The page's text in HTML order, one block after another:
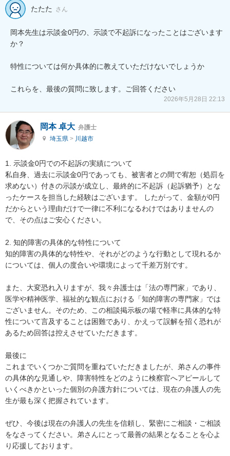
たたた さん
岡本先生は示談金0円の、示談で不起訴になったことはございます
か？
特性については何か具体的に教えていただけないでしょうか
これらを、最後の質問に致します。ご回答ください
2026年5月28日 22:13
岡本 卓大 弁護士
埼玉県 > 川越市
1. 示談金0円での不起訴の実績について
私自身、過去に示談金0円であっても、被害者との間で宥恕（処罰を
求めない）付きの示談が成立し、最終的に不起訴（起訴猶予）とな
ったケースを担当した経験はございます。 したがって、金額が0円
だからという理由だけで一律に不利になるわけではありませんの
で、その点はご安心ください。
2. 知的障害の具体的な特性について
知的障害の具体的な特性や、それがどのような行動として現れるか
については、個人の度合いや環境によって千差万別です。
また、大変恐れ入りますが、我々弁護士は「法の専門家」であり、
医学や精神医学、福祉的な観点における「知的障害の専門家」では
ございません。そのため、この相談掲示板の場で軽率に具体的な特
性について言及することは困難であり、かえって誤解を招く恐れが
あるため回答は控えさせていただきます。
最後に
これまでいくつかご質問を重ねていただきましたが、弟さんの事件
の具体的な見通しや、障害特性をどのように検察官へアピールして
いくべきかといった個別の弁護方針については、現在の弁護人の先
生が最も深く把握されています。
ぜひ、今後は現在の弁護人の先生を信頼し、緊密にご相談・ご相談
をなさってください。弟さんにとって最善の結果となることを心よ
り応援しております。